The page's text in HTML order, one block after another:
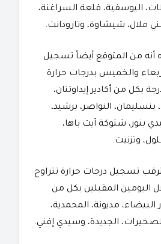
اليوسفية، قلعة السراغنة،
ملال، شيشاوة، وتارودانت.
أنه من المتوقع أيضاً تسجيل
والخميس بدرجات حرارة
بين 37 و42 درجة بكل من أكادير إيداوتنان،
بنسليمان، النواصر، برشيد،
بنور، شتوكة آيت باها،
وتزنيت.
تسجيل درجات حرارة تتراوح
درجة خلال اليومين المقبلين بكل من
البيضاء، مديونة، المحمدية،
الجديدة، وسيدي إفني.